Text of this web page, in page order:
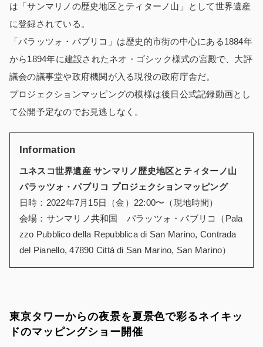
は「サンマリノの歴史地区とティターノ山」として世界遺産
に登録されている。
「パラッツォ・パブリコ」は歴史的市街の中心にある1884年
から1894年に建設されたネオ・ゴシック様式の宮殿で、大評
議会の議事堂や政府機関が入る現役の政府庁舎だ。
プロジェクションマッピングの模様は後日公式記録動画とし
て公開予定なのでお見逃しなく。
Information
ユネスコ世界遺産 サンマリノ歴史地区とティターノ山
パラッツォ・パブリコ プロジェクションマッピング
日時：2022年7月15日（金）22:00〜（現地時間）
会場：サンマリノ共和国 パラッツォ・パブリコ（Pala
zzo Pubblico della Repubblica di San Marino, Contrada
del Pianello, 47890 Città di San Marino, San Marino）
東京タワーからの夜景を夏景色で彩るネイキッ
ドのマッピングショー開催